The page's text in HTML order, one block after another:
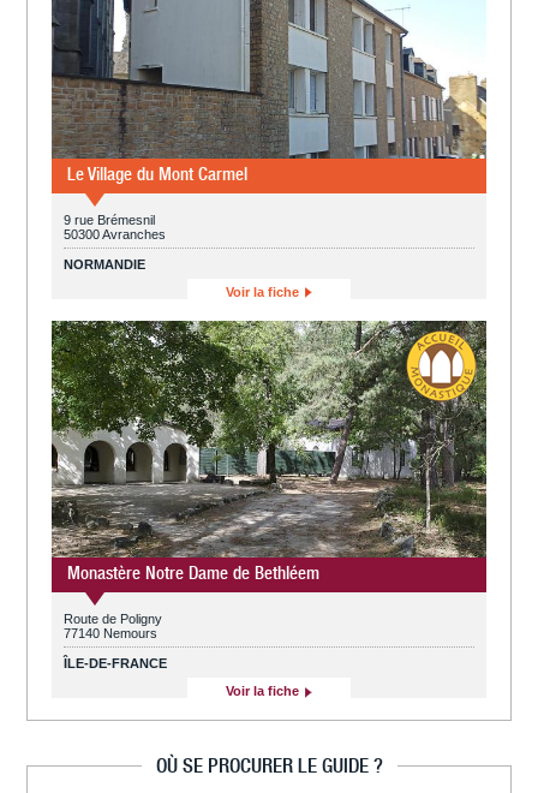
Le Village du Mont Carmel
9 rue Brémesnil
50300 Avranches
NORMANDIE
Voir la fiche
Monastère Notre Dame de Bethléem
Route de Poligny
77140 Nemours
ÎLE-DE-FRANCE
Voir la fiche
OÙ SE PROCURER LE GUIDE ?